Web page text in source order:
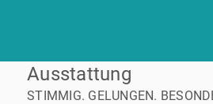
Ausstattung
STIMMIG. GELUNGEN.